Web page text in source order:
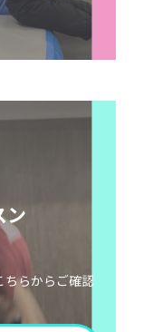
ン
ちらからご確認